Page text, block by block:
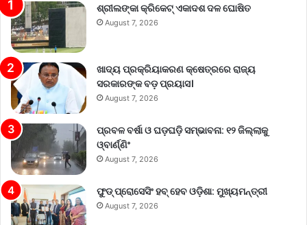
ଶ୍ରୀଲଙ୍କା କ୍ରିକେଟ୍‌ ଏକାଦଶ ଦଳ ଘୋଷିତ
August 7, 2026
ଖାଦ୍ୟ ପ୍ରକ୍ରିୟାକରଣ କ୍ଷେତ୍ରରେ ରାଜ୍ୟ
ସରକାରଙ୍କ ବଡ଼ ପ୍ରୟାସ।
August 7, 2026
ପ୍ରବଳ ବର୍ଷା ଓ ଘଡ଼ଘଡ଼ି ସମ୍ଭାବନା: ୧୨ ଜିଲ୍ଲାକୁ
ଓ୍ବାର୍ଣ୍ଣିଂ
August 7, 2026
ଫୁଡ୍ ପ୍ରୋସେସିଂ ହବ୍ ହେବ ଓଡ଼ିଶା: ମୁଖ୍ୟମନ୍ତ୍ରୀ
August 7, 2026